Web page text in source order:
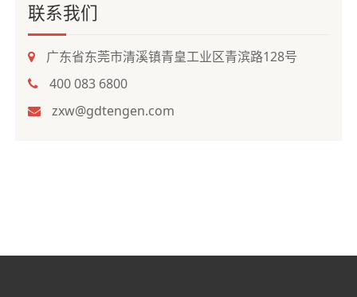
联系我们
广东省东莞市清溪镇青皇工业区青滨路128号
400 083 6800
zxw@gdtengen.com